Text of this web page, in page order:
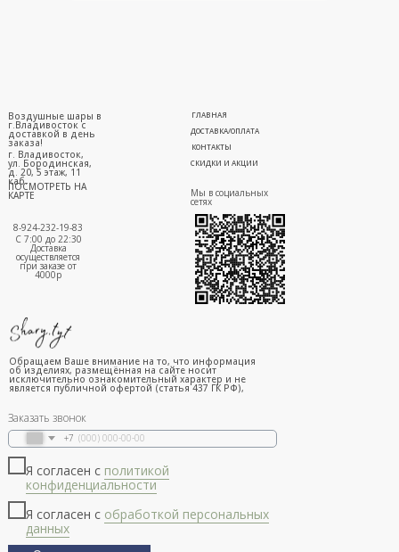
г. Владивосток,
ул. Бородинская,
д. 20, 5 этаж, 11
каб.
ПОСМОТРЕТЬ НА
КАРТЕ
ГЛАВНАЯ
ДОСТАВКА/ОПЛАТА
СКИДКИ И АКЦИИ
КОНТАКТЫ
8-924-232-19-83
С 7:00 до 22:30
Доставка
осуществляется
при заказе от
4000р
Воздушные шары в
г.Владивосток с
доставкой в день
заказа!
Мы в социальных
сетях
Заказать звонок
+7
Я согласен с политикой
конфиденциальности
Я согласен с обработкой персональных
данных
Обращаем Ваше внимание на то, что информация
об изделиях, размещённая на сайте носит
исключительно ознакомительный характер и не
является публичной офертой (статья 437 ГК РФ),